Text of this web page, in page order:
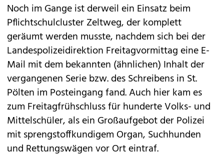
Noch im Gange ist derweil ein Einsatz beim
Pflichtschulcluster Zeltweg, der komplett
geräumt werden musste, nachdem sich bei der
Landespolizeidirektion Freitagvormittag eine E-
Mail mit dem bekannten (ähnlichen) Inhalt der
vergangenen Serie bzw. des Schreibens in St.
Pölten im Posteingang fand. Auch hier kam es
zum Freitagfrühschluss für hunderte Volks- und
Mittelschüler, als ein Großaufgebot der Polizei
mit sprengstoffkundigem Organ, Suchhunden
und Rettungswägen vor Ort eintraf.